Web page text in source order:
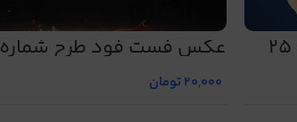
عکس فست فود طرح شماره 14
20,000تومان